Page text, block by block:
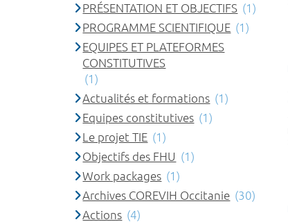
PRÉSENTATION ET OBJECTIFS (1)
PROGRAMME SCIENTIFIQUE (1)
EQUIPES ET PLATEFORMES
CONSTITUTIVES
(1)
Actualités et formations (1)
Equipes constitutives (1)
Le projet TIE (1)
Objectifs des FHU (1)
Work packages (1)
Archives COREVIH Occitanie (30)
Actions (4)